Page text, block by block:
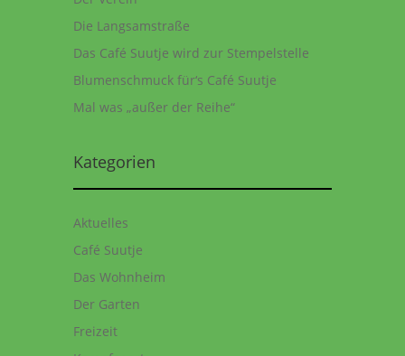
Die Langsamstraße
Das Café Suutje wird zur Stempelstelle
Blumenschmuck für‘s Café Suutje
Mal was „außer der Reihe“
Kategorien
Aktuelles
Café Suutje
Das Wohnheim
Der Garten
Freizeit